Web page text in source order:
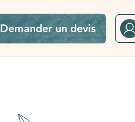
Demander un devis